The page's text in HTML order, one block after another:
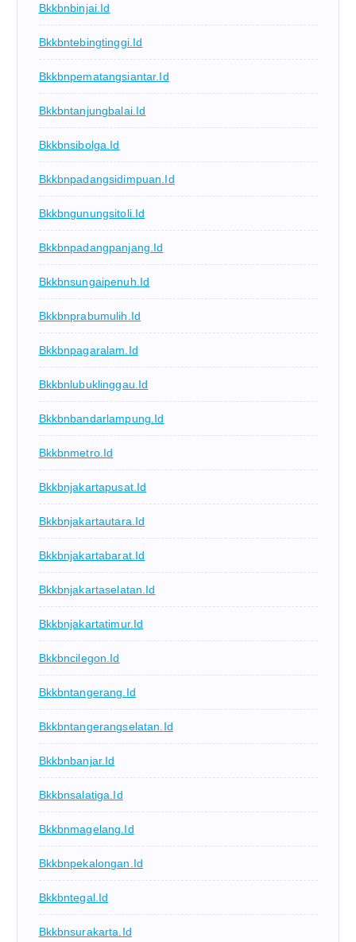
Bkkbnbinjai.id
Bkkbntebingtinggi.id
Bkkbnpematangsiantar.id
Bkkbntanjungbalai.id
Bkkbnsibolga.id
Bkkbnpadangsidimpuan.id
Bkkbngunungsitoli.id
Bkkbnpadangpanjang.id
Bkkbnsungaipenuh.id
Bkkbnprabumulih.id
Bkkbnpagaralam.id
Bkkbnlubuklinggau.id
Bkkbnbandarlampung.id
Bkkbnmetro.id
Bkkbnjakartapusat.id
Bkkbnjakartautara.id
Bkkbnjakartabarat.id
Bkkbnjakartaselatan.id
Bkkbnjakartatimur.id
Bkkbncilegon.id
Bkkbntangerang.id
Bkkbntangerangselatan.id
Bkkbnbanjar.id
Bkkbnsalatiga.id
Bkkbnmagelang.id
Bkkbnpekalongan.id
Bkkbntegal.id
Bkkbnsurakarta.id